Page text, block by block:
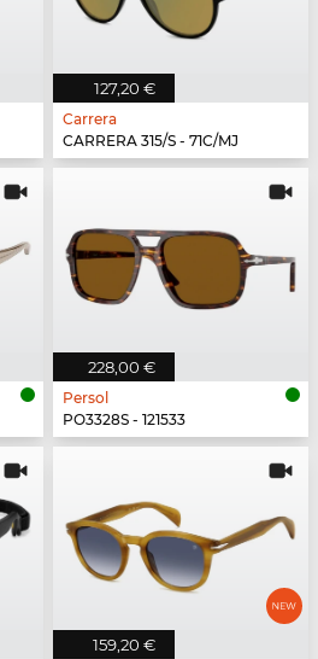
127,20 €
Carrera
CARRERA 315/S - 71C/MJ
228,00 €
Persol
PO3328S - 121533
159,20 €